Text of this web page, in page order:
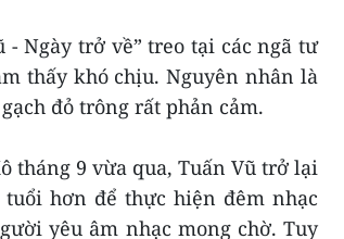
- Ngày trở về” treo tại các ngã tư
thấy khó chịu. Nguyên nhân là
đỏ trông rất phản cảm.
tháng 9 vừa qua, Tuấn Vũ trở lại
hơn để thực hiện đêm nhạc
yêu âm nhạc mong chờ. Tuy